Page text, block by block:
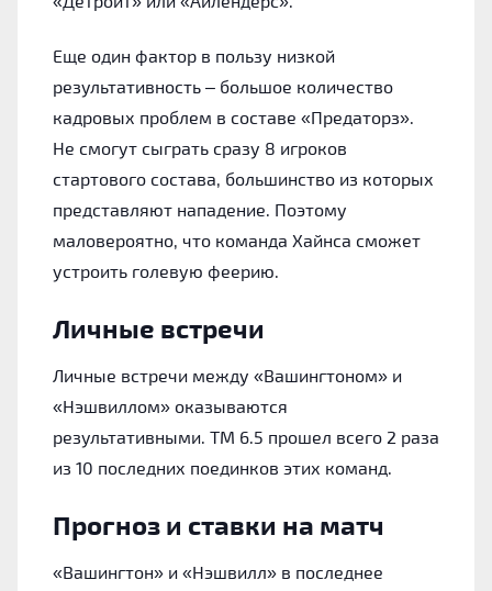
Еще один фактор в пользу низкой
результативность – большое количество
кадровых проблем в составе «Предаторз».
Не смогут сыграть сразу 8 игроков
стартового состава, большинство из которых
представляют нападение. Поэтому
маловероятно, что команда Хайнса сможет
устроить голевую феерию.
Личные встречи
Личные встречи между «Вашингтоном» и
«Нэшвиллом» оказываются
результативными. ТМ 6.5 прошел всего 2 раза
из 10 последних поединков этих команд.
Прогноз и ставки на матч
«Вашингтон» и «Нэшвилл» в последнее